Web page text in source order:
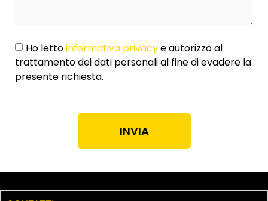
Ho lettoinformativa privacye autorizzo al
trattamento dei dati personali al fine di evadere la
presente richiesta.
INVIA